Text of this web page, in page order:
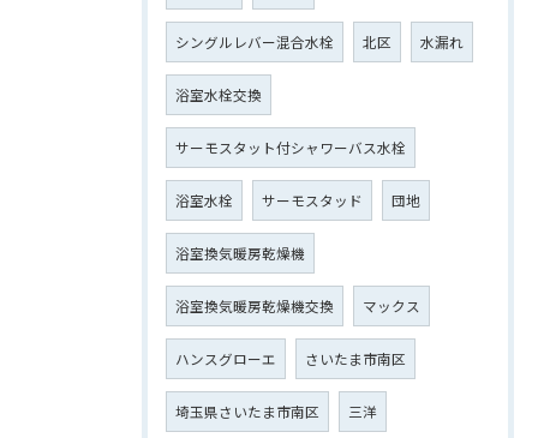
シングルレバー混合水栓 北区 水漏れ
浴室水栓交換
サーモスタット付シャワーバス水栓
浴室水栓 サーモスタッド 団地
浴室換気暖房乾燥機
浴室換気暖房乾燥機交換 マックス
ハンスグローエ さいたま市南区
埼玉県さいたま市南区 三洋